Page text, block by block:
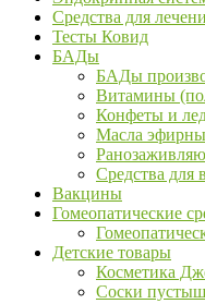
Средства для
Тесты Ковид
БАДы
БАДы
Витамины
Конфеты и
Масла
Средства для
Вакцины
Гомеопатические
Детские товары
Косметика
Соски